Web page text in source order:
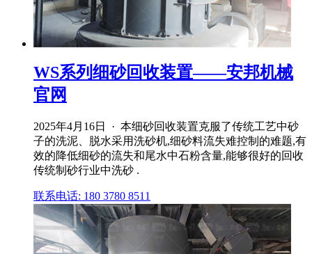
WS系列细砂回收装置——安邦机械
官网
2025年4月16日 · 本细砂回收装置克服了传统工艺中砂
子的洗泥、脱水采用洗砂机,细砂料流失难控制的难题,有
效的降低细砂的流失和尾水中石粉含量,能够很好的回收
传统制砂行业中洗砂 .
联系电话: 180 3780 8511